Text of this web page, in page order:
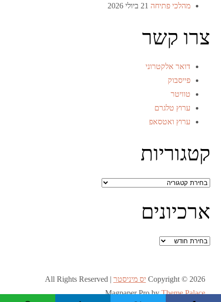
מהלכי פתיחה 21 ביולי 2026
צרו קשר
דואר אלקטרוני
פייסבוק
טוויטר
ערוץ טלגרם
ערוץ ואטסאפ
קטגוריות
קטגוריות
ארכיונים
ארכיונים
Copyright © 2026 יס מיניסטר
All Rights Reserved |
Magpaper Pro byTheme Palace